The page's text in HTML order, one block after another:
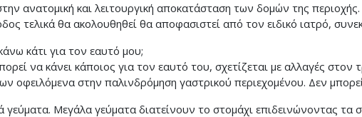
ανατομική και λειτουργική αποκατάσταση των δομών της περιοχής.
τελικά θα ακολουθηθεί θα αποφασιστεί από τον ειδικό ιατρό,
κάτι για τον εαυτό μου;
να κάνει κάποιος για τον εαυτό του, σχετίζεται με αλλαγές
οφειλόμενα στην παλινδρόμηση γαστρικού περιεχομένου. Δεν
γεύματα. Μεγάλα γεύματα διατείνουν το στομάχι επιδεινώνοντας τα